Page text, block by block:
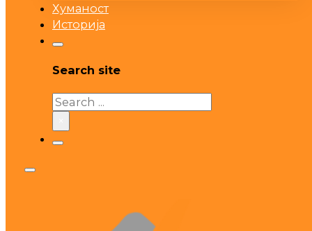
Хуманост
Историја
Search site
Search